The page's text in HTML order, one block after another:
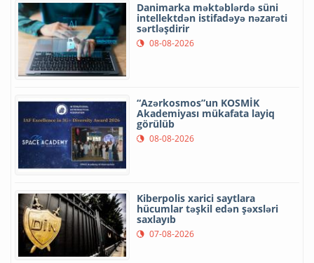
Danimarka məktəblərdə süni
intellektdən istifadəyə nəzarəti
sərtləşdirir
08-08-2026
“Azərkosmos”un KOSMİK
Akademiyası mükafata layiq
görülüb
08-08-2026
Kiberpolis xarici saytlara
hücumlar təşkil edən şəxsləri
saxlayıb
07-08-2026